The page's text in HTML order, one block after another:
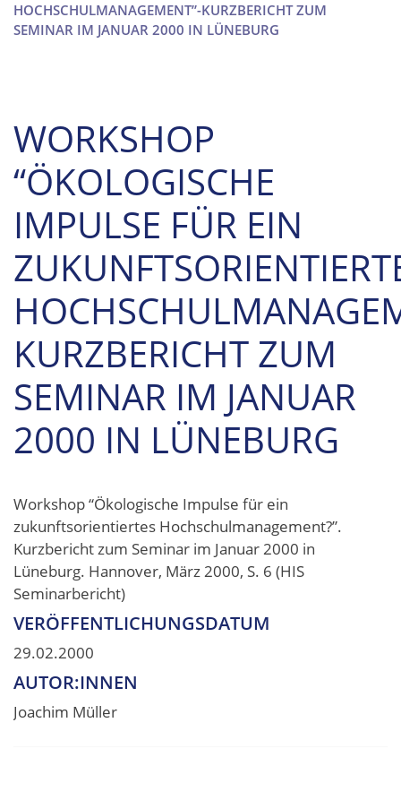
HOCHSCHULMANAGEMENT”-KURZBERICHT ZUM
SEMINAR IM JANUAR 2000 IN LÜNEBURG
WORKSHOP
“ÖKOLOGISCHE
IMPULSE FÜR EIN
KURZBERICHT ZUM
SEMINAR IM JANUAR
2000 IN LÜNEBURG
Workshop “Ökologische Impulse für ein
zukunftsorientiertes Hochschulmanagement?”.
Kurzbericht zum Seminar im Januar 2000 in
Lüneburg. Hannover, März 2000, S. 6 (HIS
Seminarbericht)
VERÖFFENTLICHUNGSDATUM
29.02.2000
AUTOR:INNEN
Joachim Müller